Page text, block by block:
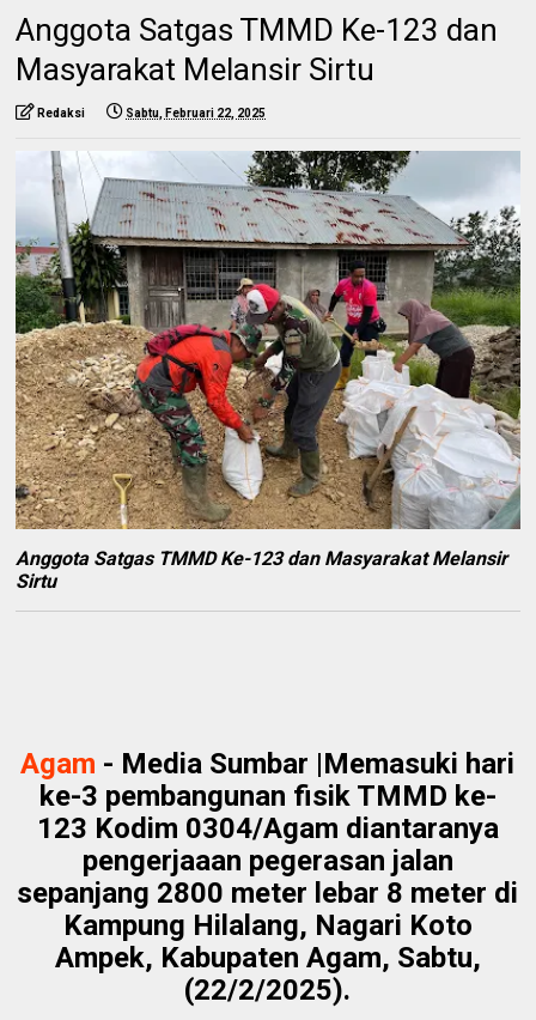
Anggota Satgas TMMD Ke-123 dan
Masyarakat Melansir Sirtu
Redaksi Sabtu, Februari 22, 2025
Anggota Satgas TMMD Ke-123 dan Masyarakat Melansir
Sirtu
Agam - Media Sumbar |Memasuki hari
ke-3 pembangunan fisik TMMD ke-
123 Kodim 0304/Agam diantaranya
pengerjaaan pegerasan jalan
sepanjang 2800 meter lebar 8 meter di
Kampung Hilalang, Nagari Koto
Ampek, Kabupaten Agam, Sabtu,
(22/2/2025).